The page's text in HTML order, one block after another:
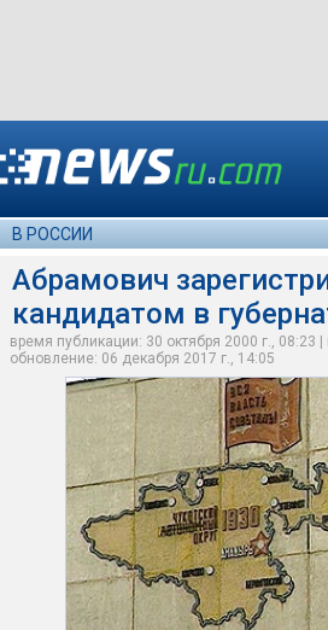
В РОССИИ
Абрамович
кандидатом в
время публикации: 30 октября 2000 г., 08:23
обновление: 06 декабря 2017 г., 14:05